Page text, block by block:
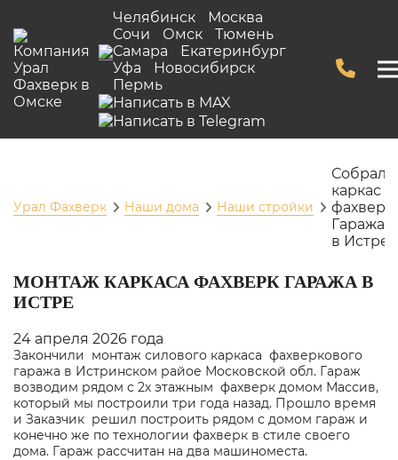
Челябинск
Москва
Сочи
Омск
Тюмень
Самара
Екатеринбург
Уфа
Новосибирск
Пермь
Урал Фахверк Наши дома Наши стройки
Собрали
каркас
фахверк
Гаража
в Истре
МОНТАЖ КАРКАСА ФАХВЕРК ГАРАЖА В
ИСТРЕ
24 апреля 2026 года
Закончили монтаж силового каркаса фахверкового
гаража в Истринском райое Московской обл. Гараж
возводим рядом с 2х этажным фахверк домом Массив,
который мы построили три года назад. Прошло время
и Заказчик решил построить рядом с домом гараж и
конечно же по технологии фахверк в стиле своего
дома. Гараж рассчитан на два машиноместа.